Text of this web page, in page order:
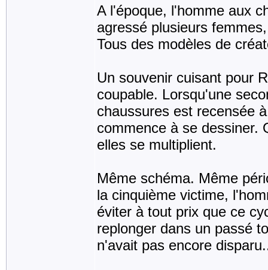
A l'époque, l'homme aux
agressé plusieurs
Tous des modèles de
Un souvenir cuisant pour
coupable. Lorsqu'une
chaussures est recensée
commence à se dessiner.
elles se multiplient.
Même schéma. Même
la cinquième victime,
éviter à tout prix que ce
replonger dans un passé
n'avait pas encore